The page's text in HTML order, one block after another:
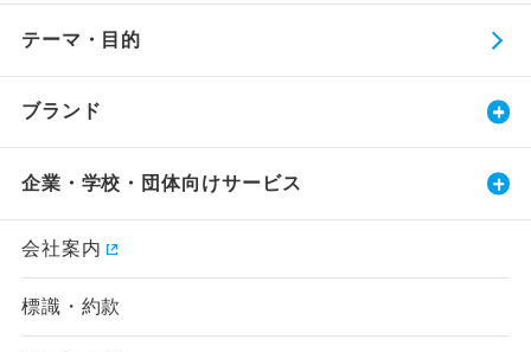
テーマ・目的
ブランド
企業・学校・団体向けサービス
会社案内
標識・約款